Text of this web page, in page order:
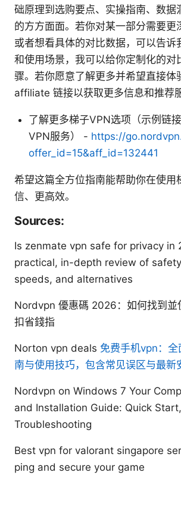
础原理到选购要点、实操指南、数据
的方方面面。若你对某一部分需要更
或者想看具体的对比数据，可以告诉
和使用场景，我可以给你定制化的对
骤。若你愿意了解更多并希望直接体
affiliate 链接以获取更多信息和推荐
了解更多梯子VPN选项（示例链
VPN服务） - https://
offer_id=15&aff_id=132441
希望这篇全方位指南能帮助你在使用
信、更高效。
Sources:
Is zenmate vpn safe for privacy in
practical, in-depth review of
speeds, and alternatives
Nordvpn 優惠碼 2026：如何找到並
扣省錢指
Norton vpn deals 免费手机vpn：
南与使用技巧，包含常见误区与最新
Nordvpn on Windows 7 Your
and Installation Guide: Quick
Troubleshooting
Best vpn for valorant singapore
ping and secure your game